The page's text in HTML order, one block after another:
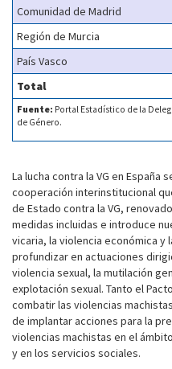
Comunidad de Madrid
Región de Murcia
País Vasco
Total
Fuente: Portal Estadístico de la
de Género.
La lucha contra la VG en España
cooperación interinstitucional
de Estado contra la VG,
medidas incluidas e introduce
vicaria, la violencia económica y
profundizar en actuaciones
violencia sexual, la mutilación
explotación sexual. Tanto el
combatir las violencias
de implantar acciones para la
violencias machistas en el
y en los servicios sociales.